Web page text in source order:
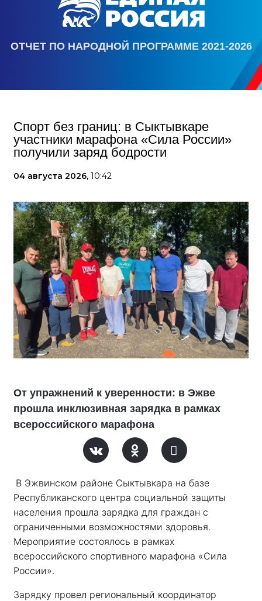
ОТЧЕТ ПО НАРОДНОЙ ПРОГРАММЕ 2021-2026
Спорт без границ: в Сыктывкаре
участники марафона «Сила России»
получили заряд бодрости
04 августа 2026, 10:42
От упражнений к уверенности: в Эжве
прошла инклюзивная зарядка в рамках
всероссийского марафона
В Эжвинском районе Сыктывкара на базе
Республиканского центра социальной защиты
населения прошла зарядка для граждан с
ограниченными возможностями здоровья.
Мероприятие состоялось в рамках
всероссийского спортивного марафона «Сила
России».
Зарядку провел региональный координатор